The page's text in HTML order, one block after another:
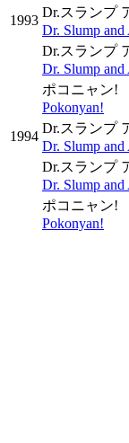
1993
Dr.スランプ
Dr. Slump
Dr.スランプ
Dr. Slump and
ポコニャン!
Pokonyan!
1994
Dr.スランプ
Dr. Slump and
Dr.スランプ
Dr. Slump and
ポコニャン!
Pokonyan!